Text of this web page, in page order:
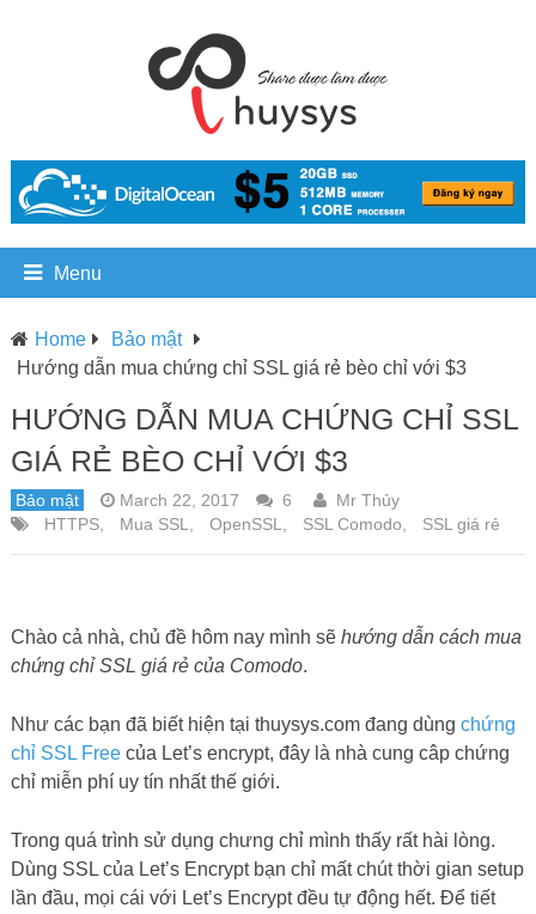
Menu
Home
Bảo mật
Hướng dẫn mua chứng chỉ SSL giá rẻ bèo chỉ với $3
HƯỚNG DẪN MUA CHỨNG CHỈ SSL
GIÁ RẺ BÈO CHỈ VỚI $3
Bảo mật March 22, 2017 6
Mr Thủy
HTTPS, Mua SSL OpenSSL SSL Comodo SSL giá rẻ
Chào cả nhà, chủ đề hôm nay mình sẽ hướng dẫn cách mua
chứng chỉ SSL giá rẻ của Comodo.
Như các bạn đã biết hiện tại thuysys.com đang dùng chứng
chỉ SSL Freecủa Let’s encrypt, đây là nhà cung câp chứng
chỉ miễn phí uy tín nhất thế giới.
Trong quá trình sử dụng chưng chỉ mình thấy rất hài lòng.
Dùng SSL của Let’s Encrypt bạn chỉ mất chút thời gian setup
lần đầu, mọi cái với Let’s Encrypt đều tự động hết. Để tiết